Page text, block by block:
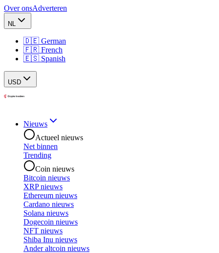
Over onsAdverteren
NL
🇩🇪 German
🇫🇷 French
🇪🇸 Spanish
USD
Nieuws
Actueel nieuws
Net binnen
Trending
Coin nieuws
Bitcoin nieuws
XRP nieuws
Ethereum nieuws
Cardano nieuws
Solana nieuws
Dogecoin nieuws
NFT nieuws
Shiba Inu nieuws
Ander altcoin nieuws